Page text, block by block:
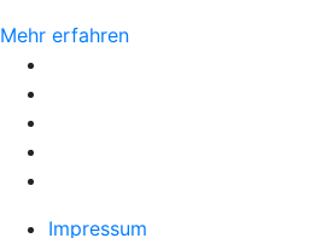
Mehr erfahren
Impressum